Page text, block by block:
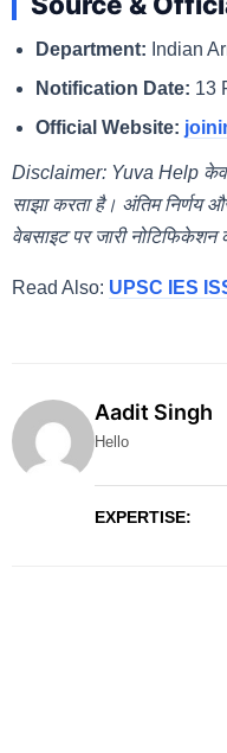
Department: Indian
Notification Date: 13
Official Website:
Disclaimer: Yuva Help केवल
साझा करता है। अंतिम निर्णय
वेबसाइट पर जारी नोटिफिकेशन
Read Also: UPSC IES
Aadit Singh
Hello
EXPERTISE: